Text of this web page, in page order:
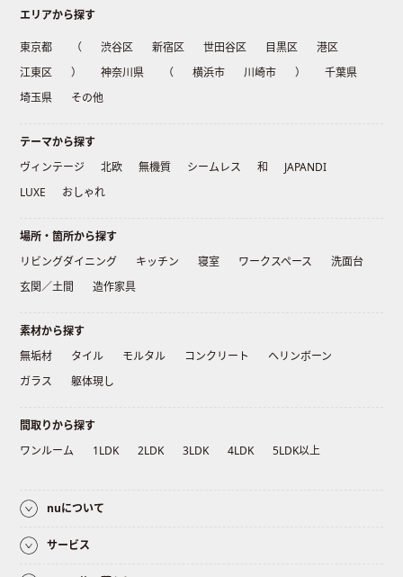
エリアから探す
東京都 （ 渋谷区 新宿区 世田谷区 目黒区
港区
江東区
） 神奈川県 （ 横浜市 川崎市 ）
千葉県
埼玉県
その他
テーマから探す
ヴィンテージ
北欧 無機質 シームレス 和
JAPANDI
LUXE
おしゃれ
場所・箇所から探す
リビングダイニング
キッチン 寝室 ワークスペース
洗面台
玄関／土間
造作家具
素材から探す
無垢材
タイル モルタル コンクリート
ヘリンボーン
ガラス
躯体現し
間取りから探す
ワンルーム
1LDK 2LDK 3LDK 4LDK 5LDK以上
nuについて
サービス